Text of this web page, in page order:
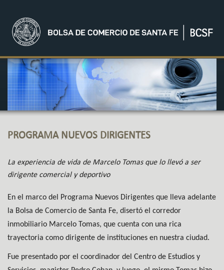
PROGRAMA NUEVOS DIRIGENTES
La experiencia de vida de Marcelo Tomas que lo llevó a ser
dirigente comercial y deportivo
En el marco del Programa Nuevos Dirigentes que lleva adelante
la Bolsa de Comercio de Santa Fe, disertó el corredor
inmobiliario Marcelo Tomas, que cuenta con una rica
trayectoria como dirigente de instituciones en nuestra ciudad.
Fue presentado por el coordinador del Centro de Estudios y